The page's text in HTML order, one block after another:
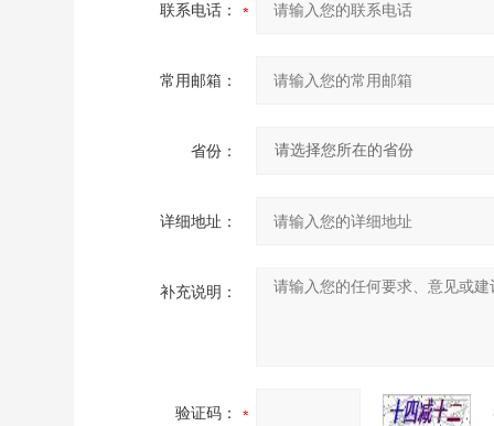
联系电话：
常用邮箱：
省份：
详细地址：
补充说明：
验证码：